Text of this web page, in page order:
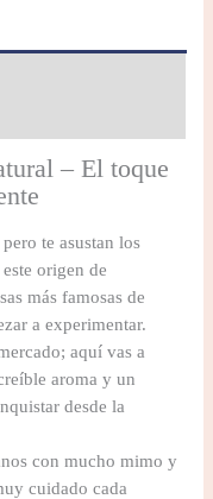
– El toque
te asustan los
origen de
más famosas de
a experimentar.
aquí vas a
aroma y un
desde la
con mucho mimo y
cuidado cada